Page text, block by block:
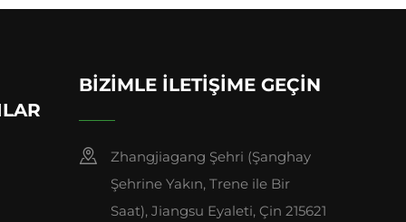
BIZIMLE İLETIŞIME GEÇIN
Zhangjiagang Şehri (Şanghay
Şehrine Yakın, Trene ile Bir
Saat), Jiangsu Eyaleti, Çin 215621